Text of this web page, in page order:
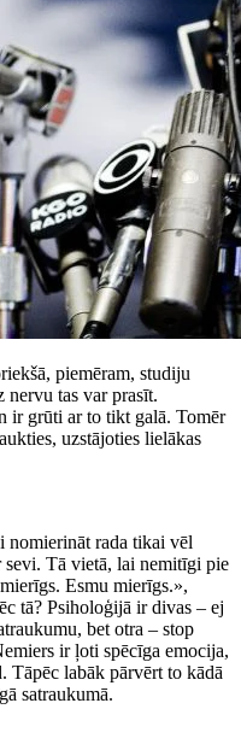
piemēram, studiju
nervu tas var prasīt.
ir grūti ar to tikt galā. Tomēr
uzstājoties lielākas
nomierināt rada tikai vēl
sevi. Tā vietā, lai nemitīgi pie
Esmu mierīgs.»,
tā? Psiholoģijā ir divas – ej
bet otra – stop
ir ļoti spēcīga emocija,
Tāpēc labāk pārvērt to kādā
satraukumā.